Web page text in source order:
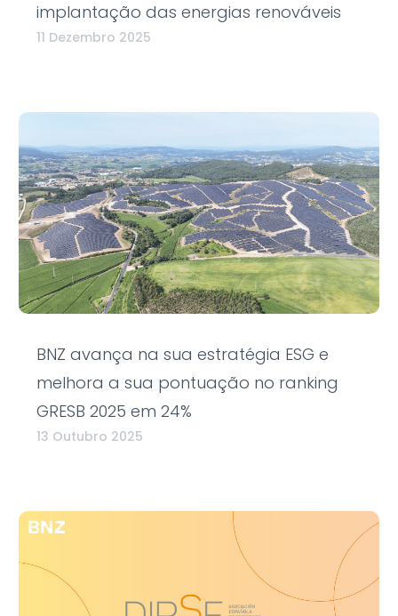
implantação das energias renováveis
11 Dezembro 2025
BNZ avança na sua estratégia ESG e
melhora a sua pontuação no ranking
GRESB 2025 em 24%
13 Outubro 2025